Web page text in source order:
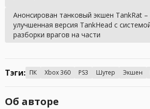
Анонсирован танковый экшен TankRat –
улучшенная версия TankHead с
разборки врагов на части
Тэги: ПК Xbox 360 PS3 Шутер Экшен
Об авторе